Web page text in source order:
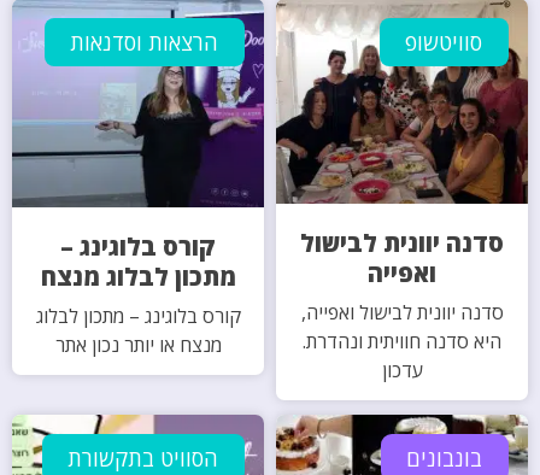
סוויטשופ
סדנה יוונית לבישול
ואפייה
סדנה יוונית לבישול ואפייה,
היא סדנה חוויתית ונהדרת.
עדכון
הרצאות וסדנאות
קורס בלוגינג –
מתכון לבלוג מנצח
קורס בלוגינג – מתכון לבלוג
מנצח או יותר נכון אתר
בונבונים הסוויט בתקשורת